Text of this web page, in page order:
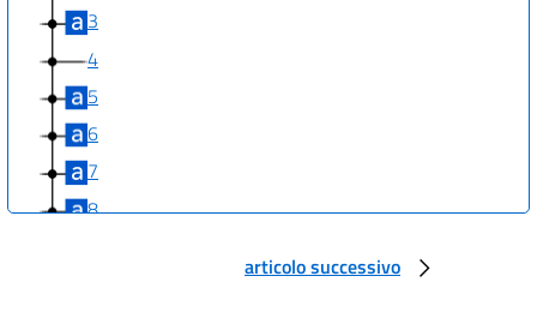
3
4
5
6
7
8
articolo successivo